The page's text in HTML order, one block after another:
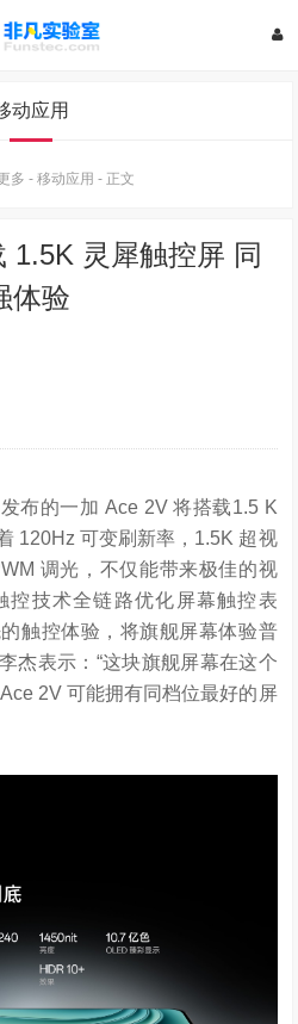
动应用
多 - 移动应用 - 正文
1.5K 灵犀触控屏 同
体验
布的一加 Ace 2V将搭载1.5 K
120Hz 可变刷新率，1.5K 超视
调光， 不仅能带来极佳的视
控技术全链路优化 屏幕触控表
触控体验 ，将旗舰屏幕体验普
杰表示 ： “这块旗舰屏幕在这个
Ace 2V可能拥有同档位最好的屏